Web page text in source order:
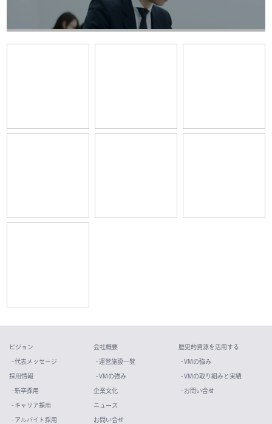
ビジョン
- 代表メッセージ
採用情報
- 新卒採用
- キャリア採用
- アルバイト採用
会社概要
- 運営施設一覧
- VMの強み
企業文化
ニュース
お問い合せ
歴史的資源を活用する
- VMの強み
- VMの取り組みと実績
- お問い合せ